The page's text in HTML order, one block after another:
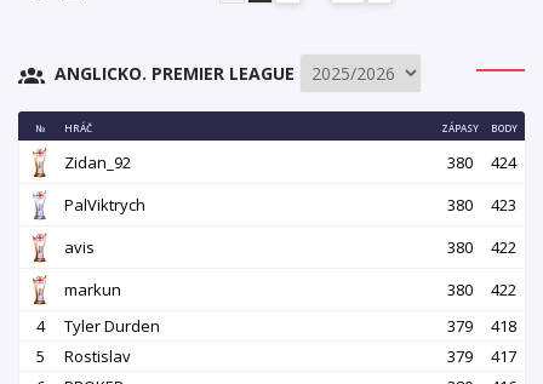
ANGLICKO. PREMIER LEAGUE
№ HRÁČ ZÁPASY BODY
Zidan_92 380
424
PalViktrych
380
423
avis
380
422
markun
380
422
4
Tyler Durden 379
418
5
Rostislav 379
417